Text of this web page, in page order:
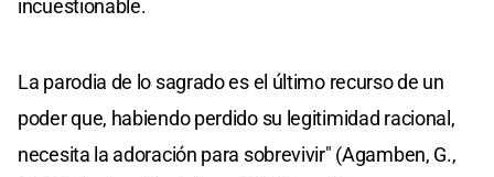
incuestionable.
La parodia de lo sagrado es el último recurso de un
poder que, habiendo perdido su legitimidad racional,
necesita la adoración para sobrevivir" (Agamben, G.,